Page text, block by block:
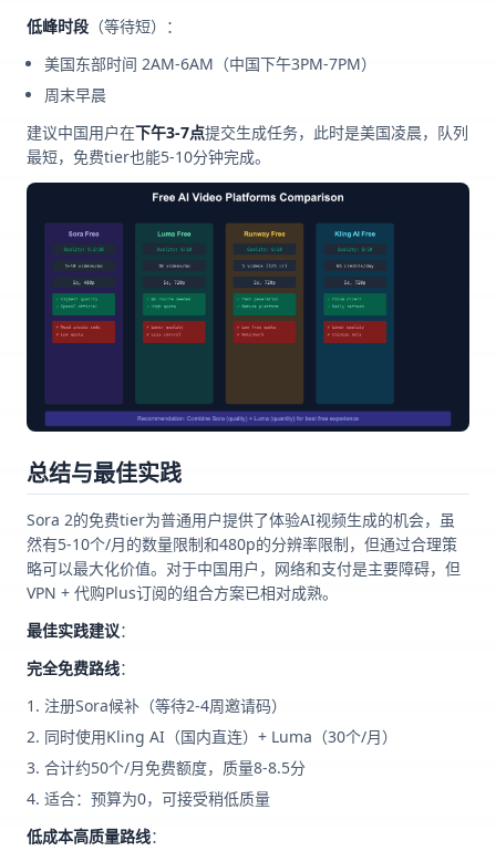
低峰时段 （等待短）：
美国东部时间 2AM-6AM（中国下午3PM-7PM）
周末早晨
建议中国用户在下午3-7点提交生成任务，此时是美国凌晨，队列
最短，免费tier也能5-10分钟完成。
总结与最佳实践
Sora 2的免费tier为普通用户提供了体验AI视频生成的机会，虽
然有5-10个/月的数量限制和480p的分辨率限制，但通过合理策
略可以最大化价值。对于中国用户，网络和支付是主要障碍，但
VPN + 代购Plus订阅的组合方案已相对成熟。
最佳实践建议：
完全免费路线：
注册Sora候补（等待2-4周邀请码）
同时使用Kling AI（国内直连）+ Luma（30个/月）
合计约50个/月免费额度，质量8-8.5分
适合：预算为0，可接受稍低质量
低成本高质量路线：